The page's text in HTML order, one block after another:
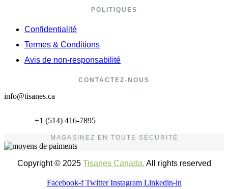
POLITIQUES
Confidentialité
Termes & Conditions
Avis de non-responsabilité
CONTACTEZ-NOUS
info@tisanes.ca
+1 (514) 416-7895
MAGASINEZ EN TOUTE SÉCURITÉ
Copyright © 2025 Tisanes Canada. All rights reserved
Facebook-f Twitter Instagram Linkedin-in